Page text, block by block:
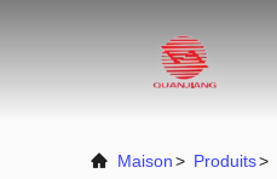
Maison> Produits>